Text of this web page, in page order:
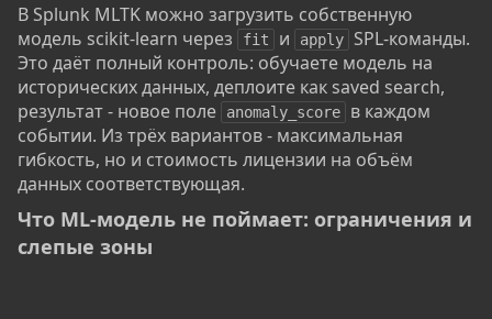
В Splunk MLTK можно загрузить собственную
модель scikit-learn через
fit и apply
SPL-команды.
Это даёт полный контроль: обучаете модель на
исторических данных, деплоите как saved search,
результат - новое поле
anomaly_score
в каждом
событии. Из трёх вариантов - максимальная
гибкость, но и стоимость лицензии на объём
данных соответствующая.
Что ML-модель не поймает: ограничения и
слепые зоны​